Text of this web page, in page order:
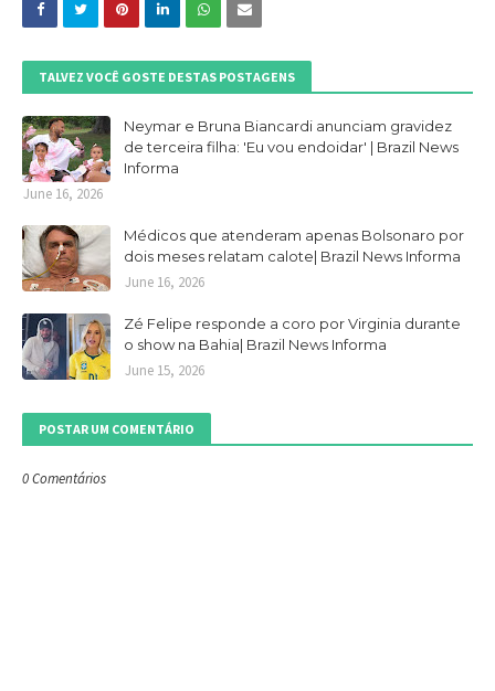
TALVEZ VOCÊ GOSTE DESTAS POSTAGENS
Neymar e Bruna Biancardi anunciam gravidez
de terceira filha: 'Eu vou endoidar' | Brazil News
Informa
June 16, 2026
Médicos que atenderam apenas Bolsonaro por
dois meses relatam calote| Brazil News Informa
June 16, 2026
Zé Felipe responde a coro por Virginia durante
o show na Bahia| Brazil News Informa
June 15, 2026
POSTAR UM COMENTÁRIO
0 Comentários